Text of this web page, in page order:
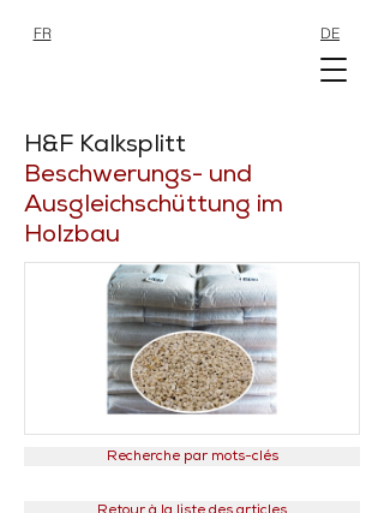
FR DE
H&F Kalksplitt
Beschwerungs- und
Ausgleichschüttung im
Holzbau
Recherche par mots-clés